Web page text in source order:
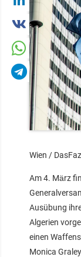
Wien /
Am 4. März
Ausübung
Algerien
einen
Monica